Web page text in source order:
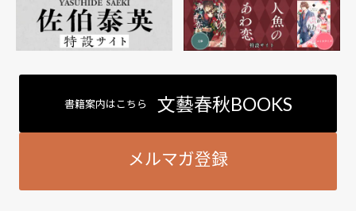
書籍案内はこちら 文藝春秋BOOKS
メルマガ登録